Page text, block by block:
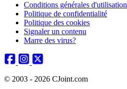
Conditions générales d'utilisation
Politique de confidentialité
Politique des cookies
Signaler un contenu
Marre des virus?
© 2003 - 2026 CJoint.com